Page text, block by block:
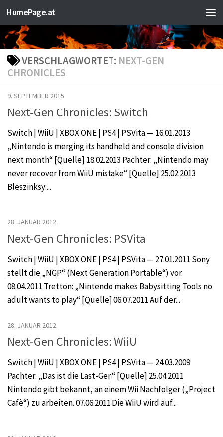
Zum Inhalt springen
HumePage.at
VERSCHLAGWORTET: NEXT-GEN
CHRONICLES
9. SEPTEMBER 2015
Next-Gen Chronicles: Switch
Switch | WiiU | XBOX ONE | PS4 | PSVita — 16.01.2013
„Nintendo is merging its handheld and console division
next month“ [Quelle] 18.02.2013 Pachter: „Nintendo may
never recover from WiiU mistake“ [Quelle] 25.02.2013
Bleszinksy:...
28. JANUAR 2012
Next-Gen Chronicles: PSVita
Switch | WiiU | XBOX ONE | PS4 | PSVita — 27.01.2011 Sony
stellt die „NGP“ (Next Generation Portable“) vor.
08.04.2011 Tretton: „Nintendo makes Babysitting Tools no
adult wants to play“ [Quelle] 06.07.2011 Auf der...
28. JANUAR 2012
Next-Gen Chronicles: WiiU
Switch | WiiU | XBOX ONE | PS4 | PSVita — 24.03.2009
Pachter: „Das ist die Last-Gen“ [Quelle] 25.04.2011
Nintendo gibt bekannt, an einem Wii Nachfolger („Project
Cafè“) zu arbeiten. 07.06.2011 Die WiiU wird auf...